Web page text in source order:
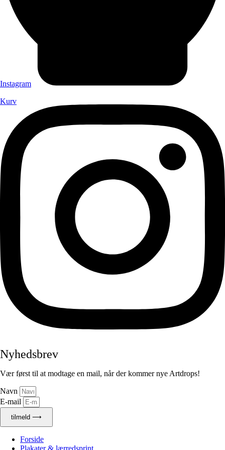
Kurv
Instagram
Nyhedsbrev
Vær først til at modtage en mail, når der kommer nye Artdrops!
Navn
E-mail
tilmeld ⟶
Forside
Plakater & lærredsprint